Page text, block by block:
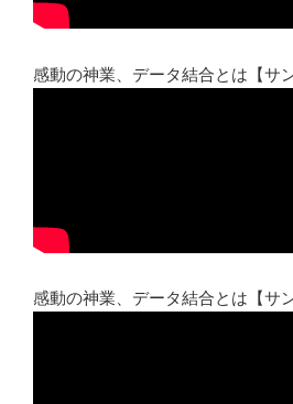
感動の神業、データ結合とは【サ
感動の神業、データ結合とは【サ